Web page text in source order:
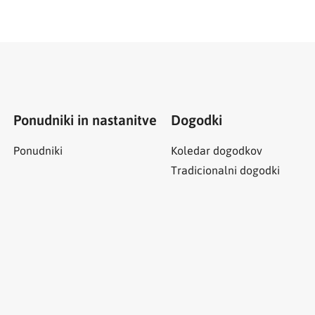
Ponudniki in nastanitve
Ponudniki
Dogodki
Koledar dogodkov
Tradicionalni dogodki